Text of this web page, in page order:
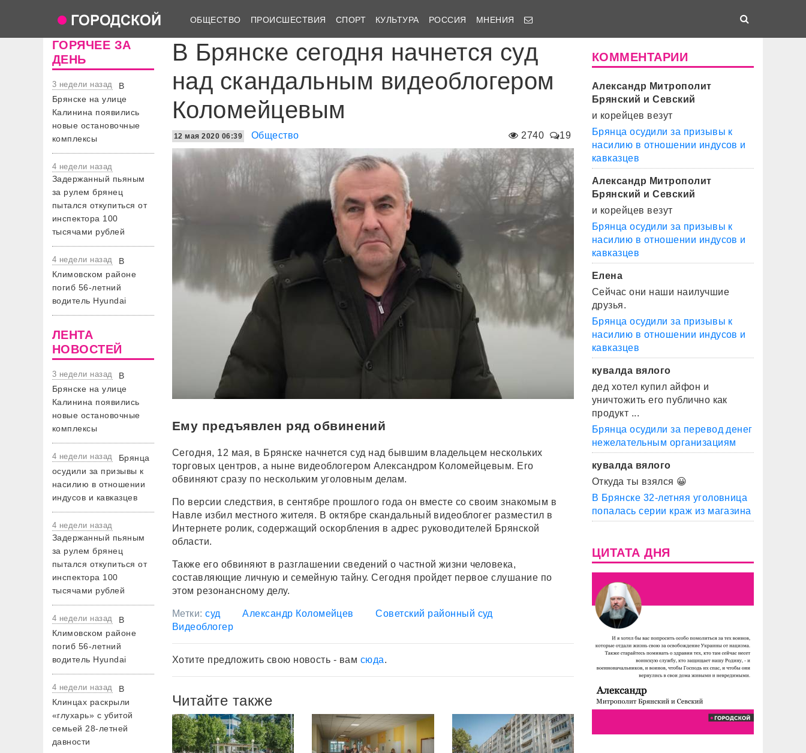
ОБЩЕСТВО ПРОИСШЕСТВИЯ СПОРТ КУЛЬТУРА РОССИЯ МНЕНИЯ
ГОРЯЧЕЕ ЗА
ДЕНЬ
3 недели назад
В
Брянске на улице
Калинина появились
новые остановочные
комплексы
4 недели назад
Задержанный пьяным
за рулем брянец
пытался откупиться от
инспектора 100
тысячами рублей
4 недели назад
В
Климовском районе
погиб 56-летний
водитель Hyundai
ЛЕНТА
НОВОСТЕЙ
3 недели назад
В
Брянске на улице
Калинина появились
новые остановочные
комплексы
4 недели назад
Брянца
осудили за призывы к
насилию в отношении
индусов и кавказцев
4 недели назад
Задержанный пьяным
за рулем брянец
пытался откупиться от
инспектора 100
тысячами рублей
4 недели назад
В
Климовском районе
погиб 56-летний
водитель Hyundai
4 недели назад
В
Клинцах раскрыли
«глухарь» с убитой
семьей 28-летней
давности
В Брянске сегодня начнется суд
над скандальным видеоблогером
Коломейцевым
2740 19
12 мая 2020 06:39 Общество
Ему предъявлен ряд обвинений
Сегодня, 12 мая, в Брянске начнется суд над бывшим владельцем нескольких
торговых центров, а ныне видеоблогером Александром Коломейцевым. Его
обвиняют сразу по нескольким уголовным делам.
По версии следствия, в сентябре прошлого года он вместе со своим знакомым в
Навле избил местного жителя. В октябре скандальный видеоблогег разместил в
Интернете ролик, содержащий оскорбления в адрес руководителей Брянской
области.
Также его обвиняют в разглашении сведений о частной жизни человека,
составляющие личную и семейную тайну. Сегодня пройдет первое слушание по
этом резонансному делу.
Метки:суд Александр Коломейцев
Советский районный суд
Видеоблогер
Хотите предложить свою новость - вам сюда.
Читайте также
КОММЕНТАРИИ
Александр Митрополит
Брянский и Севский
и корейцев везут
Брянца осудили за призывы к
насилию в отношении индусов и
кавказцев
Александр Митрополит
Брянский и Севский
и корейцев везут
Брянца осудили за призывы к
насилию в отношении индусов и
кавказцев
Елена
Сейчас они наши наилучшие
друзья.
Брянца осудили за призывы к
насилию в отношении индусов и
кавказцев
кувалда вялого
дед хотел купил айфон и
уничтожить его публично как
продукт ...
Брянца осудили за перевод денег
нежелательным организациям
кувалда вялого
Откуда ты взялся 😀
В Брянске 32-летняя уголовница
попалась серии краж из магазина
ЦИТАТА ДНЯ